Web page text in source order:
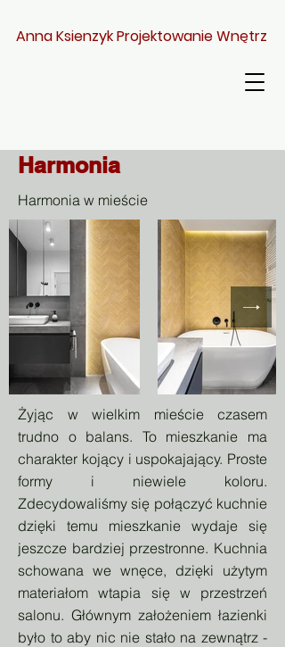
Anna Ksienzyk Projektowanie Wnętrz
Harmonia
Harmonia w mieście
Żyjąc w wielkim mieście czasem
trudno o balans. To mieszkanie ma
charakter kojący i uspokajający. Proste
formy i niewiele koloru.
Zdecydowaliśmy się połączyć kuchnie
dzięki temu mieszkanie wydaje się
jeszcze bardziej przestronne. Kuchnia
schowana we wnęce, dzięki użytym
materiałom wtapia się w przestrzeń
salonu. Głównym założeniem łazienki
było to aby nic nie stało na zewnątrz -